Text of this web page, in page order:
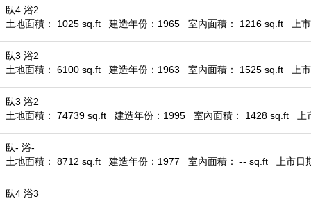
臥4 浴2
土地面積： 1025 sq.ft
建造年份：1965 室內面積： 1216 sq.ft 上
臥3 浴2
土地面積： 6100 sq.ft
建造年份：1963 室內面積： 1525 sq.ft 上
臥3 浴2
土地面積： 74739 sq.ft
建造年份：1995 室內面積： 1428 sq.ft
臥- 浴-
土地面積： 8712 sq.ft
建造年份：1977 室內面積： -- sq.ft 上市
臥4 浴3